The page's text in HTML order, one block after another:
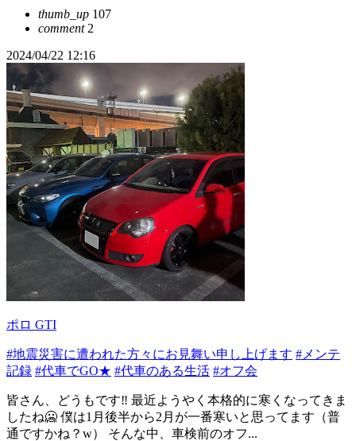
thumb_up 107
comment2
2024/04/22 12:16
ポロ GTI
#地震災害に遭われた方々にお見舞い申し上げます #メンテ
記録 #代車でGO★ #代車のある生活 #オフ会
皆さん、どうもです‼️ 最近ようやく本格的に寒くなってきま
したね🥶 僕は1月後半から2月が一番寒いと思ってます（普
通ですかね？w） そんな中、車検前のオフ...